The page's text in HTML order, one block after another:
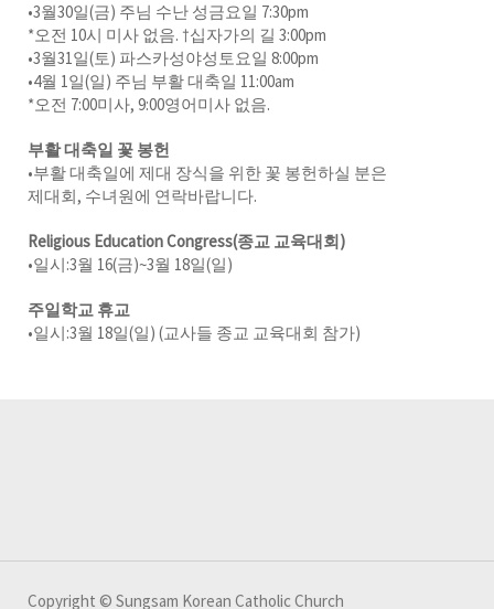
•3월30일(금) 주님 수난 성금요일 7:30pm
*오전 10시 미사 없음. †십자가의 길 3:00pm
•3월31일(토) 파스카성야성토요일 8:00pm
•4월 1일(일) 주님 부활 대축일 11:00am
*오전 7:00미사, 9:00영어미사 없음.
부활 대축일 꽃 봉헌
•부활 대축일에 제대 장식을 위한 꽃 봉헌하실 분은
제대회, 수녀원에 연락바랍니다.
Religious Education Congress(종교 교육대회)
•일시:3월 16(금)~3월 18일(일)
주일학교 휴교
•일시:3월 18일(일) (교사들 종교 교육대회 참가)
Copyright © Sungsam Korean Catholic Church